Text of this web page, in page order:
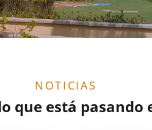
NOTICIAS
que está pasando